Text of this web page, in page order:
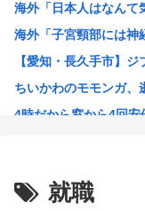
女子高生被害のクマス
【スペインが不法移民
人手不足ガチで限界
【悲報】バイクが趣味
海外「日本人はなんて
海外「子宮頸部には神
【愛知・長久手市】
ちいかわのモモンガ、
4時だから窓から4回安
声優目指して上京した
就職